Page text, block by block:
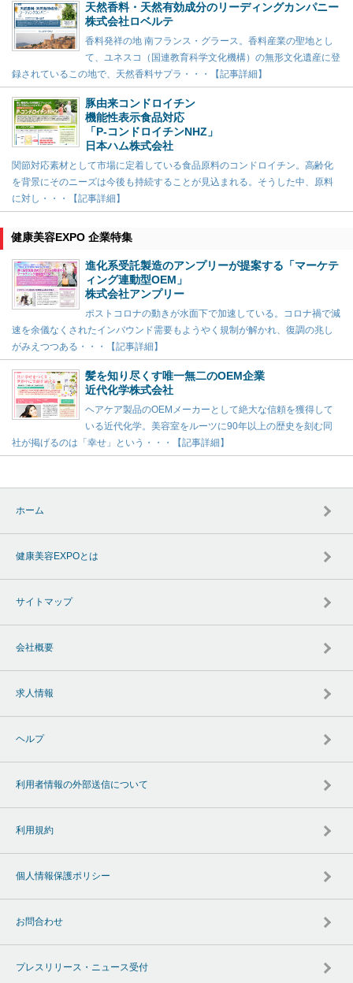
天然香料・天然有効成分のリーディングカンパニー
株式会社ロベルテ
香料発祥の地 南フランス・グラース。香料産業の聖地とし
て、ユネスコ（国連教育科学文化機構）の無形文化遺産に登
録されているこの地で、天然香料サプラ・・・【記事詳細】
豚由来コンドロイチン
機能性表示食品対応
「P-コンドロイチンNHZ」
日本ハム株式会社
関節対応素材として市場に定着している食品原料のコンドロイチン。高齢化
を背景にそのニーズは今後も持続することが見込まれる。そうした中、原料
に対し・・・【記事詳細】
健康美容EXPO 企業特集
進化系受託製造のアンプリーが提案する「マーケテ
ィング連動型OEM」
株式会社アンプリー
ポストコロナの動きが水面下で加速している。コロナ禍で減
速を余儀なくされたインバウンド需要もようやく規制が解かれ、復調の兆し
がみえつつある・・・【記事詳細】
髪を知り尽くす唯一無二のOEM企業
近代化学株式会社
ヘアケア製品のOEMメーカーとして絶大な信頼を獲得して
いる近代化学。美容室をルーツに90年以上の歴史を刻む同
社が掲げるのは「幸せ」という・・・【記事詳細】
ホーム
健康美容EXPOとは
サイトマップ
会社概要
求人情報
ヘルプ
利用者情報の外部送信について
利用規約
個人情報保護ポリシー
お問合わせ
プレスリリース・ニュース受付